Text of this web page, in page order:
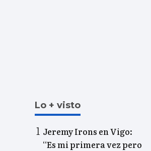
Lo + visto
Jeremy Irons en Vigo:
“Es mi primera vez pero